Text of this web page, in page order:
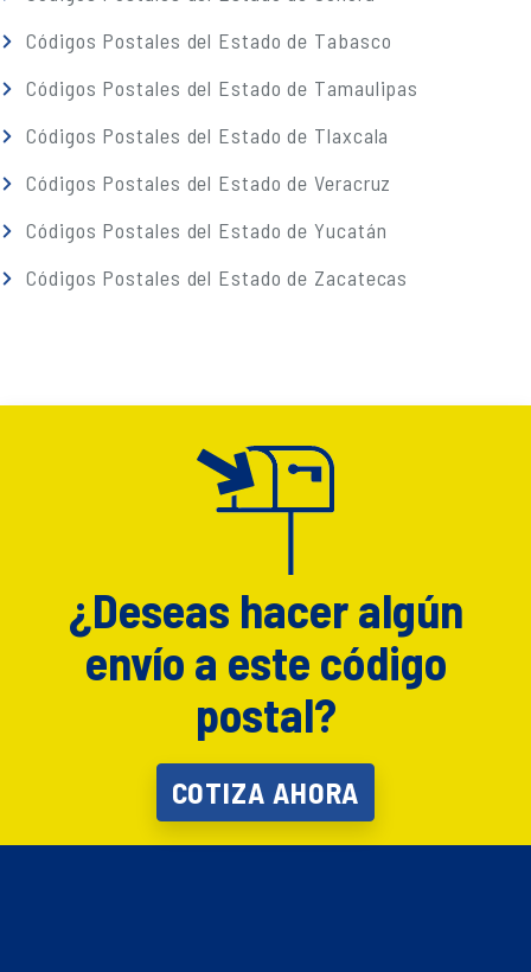
Códigos Postales del Estado de Tabasco
Códigos Postales del Estado de Tamaulipas
Códigos Postales del Estado de Tlaxcala
Códigos Postales del Estado de Veracruz
Códigos Postales del Estado de Yucatán
Códigos Postales del Estado de Zacatecas
¿Deseas hacer algún
envío a este código
postal?
COTIZA AHORA